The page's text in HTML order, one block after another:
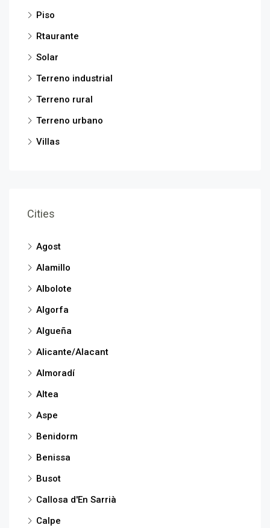
Piso
Rtaurante
Solar
Terreno industrial
Terreno rural
Terreno urbano
Villas
Cities
Agost
Alamillo
Albolote
Algorfa
Algueña
Alicante/Alacant
Almoradí
Altea
Aspe
Benidorm
Benissa
Busot
Callosa d'En Sarrià
Calpe